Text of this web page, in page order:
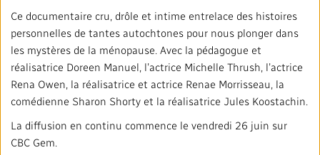
Ce documentaire cru, drôle et intime entrelace des histoires
personnelles de tantes autochtones pour nous plonger dans
les mystères de la ménopause. Avec la pédagogue et
réalisatrice Doreen Manuel, l’actrice Michelle Thrush, l’actrice
Rena Owen, la réalisatrice et actrice Renae Morrisseau, la
comédienne Sharon Shorty et la réalisatrice Jules Koostachin.
La diffusion en continu commence le vendredi 26 juin sur
CBC Gem.